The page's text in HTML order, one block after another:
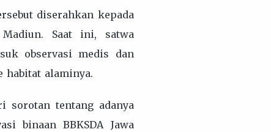
diserahkan kepada
Saat ini, satwa
observasi medis dan
alaminya.
sorotan tentang adanya
binaan BBKSDA Jawa